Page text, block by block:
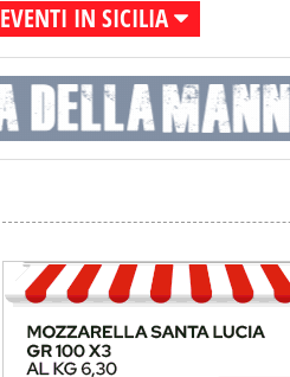
EVENTI IN SICILIA